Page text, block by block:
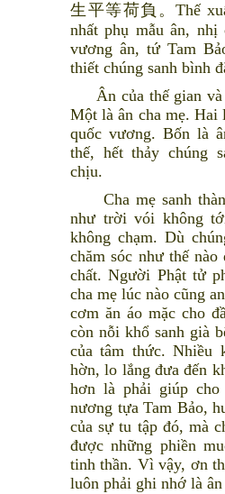
生平等荷負。Thế
nhất phụ mẫu ân, nhị
vương ân, tứ Tam
thiết chúng sanh bình
Ân của thế gian và
Một là ân cha mẹ. Hai
quốc vương. Bốn là
thế, hết thảy chúng
chịu.
Cha mẹ sanh
như trời vói không
không chạm. Dù
chăm sóc như thế
chất. Người Phật tử
cha mẹ lúc nào cũng
cơm ăn áo mặc cho
còn nỗi khổ sanh già
của tâm thức. Nhiều
hờn, lo lắng đưa đến
hơn là phải giúp
nương tựa Tam Bảo,
của sự tu tập đó, mà
được những phiền
tinh thần. Vì vậy, ơn
luôn phải ghi nhớ là ân